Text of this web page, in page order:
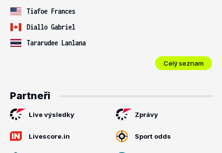
Tiafoe Frances
Diallo Gabriel
Tararudee Lanlana
Celý seznam
Partneři
Live výsledky Zprávy
Livescore.in Sport odds